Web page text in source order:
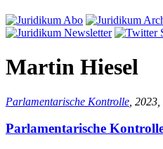
Martin Hiesel
Parlamentarische Kontrolle ,
Parlamentarische